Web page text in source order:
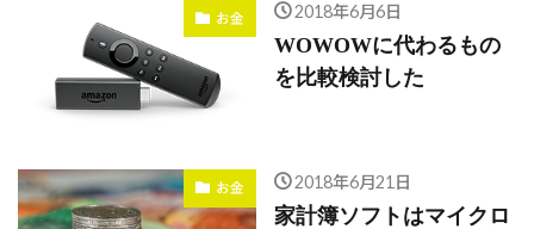
お金 2018年6月6日
WOWOWに代わるもの
を比較検討した
お金 2018年6月21日
家計簿ソフトはマイクロ